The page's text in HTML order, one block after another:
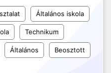
Általános iskola
Technikum
Általános Beosztott